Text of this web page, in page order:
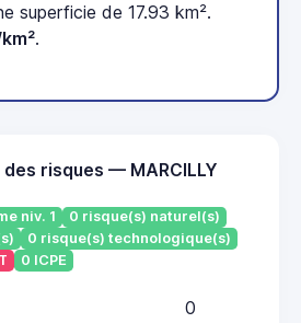
superficie de 17.93 km².
.
risques — MARCILLY
niv. 1
0 risque(s) naturel(s)
0 risque(s) technologique(s)
0 ICPE
0